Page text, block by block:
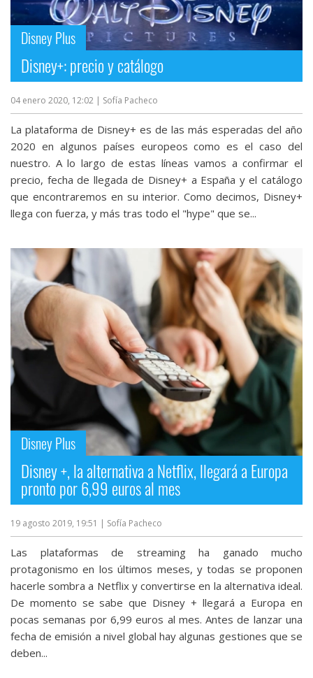
Operadores
Trucos
y
Tutoriales
Ciberseguridad
Sistemas
operativos
Profesional
Más
temas
Sorteos
Contacto
/
Sobre
/
Publicidad
/
Cambiar
opciones
de
privacidad
/
Disney Plus
Disney+: precio y catálogo
04 enero 2020, 12:02 | Sofía Pacheco
La plataforma de Disney+ es de las más esperadas del año
2020 en algunos países europeos como es el caso del
nuestro. A lo largo de estas líneas vamos a confirmar el
precio, fecha de llegada de Disney+ a España y el catálogo
que encontraremos en su interior. Como decimos, Disney+
llega con fuerza, y más tras todo el "hype" que se...
Disney Plus
Disney +, la alternativa a Netflix, llegará a Europa
pronto por 6,99 euros al mes
19 agosto 2019, 19:51 | Sofía Pacheco
Las plataformas de streaming ha ganado mucho
protagonismo en los últimos meses, y todas se proponen
hacerle sombra a Netflix y convertirse en la alternativa ideal.
De momento se sabe que Disney + llegará a Europa en
pocas semanas por 6,99 euros al mes. Antes de lanzar una
fecha de emisión a nivel global hay algunas gestiones que se
deben...